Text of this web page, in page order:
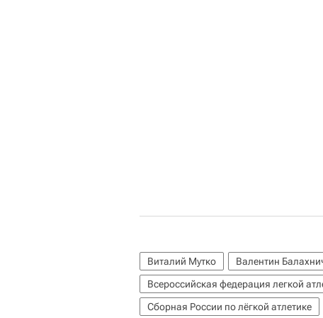
Виталий Мутко Валентин
Всероссийская федерация легкой
Сборная России по лёгкой атлетике